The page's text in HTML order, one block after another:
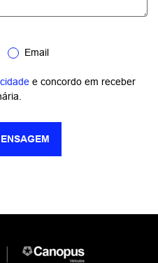
Email
e concordo em receber